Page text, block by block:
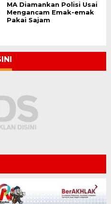
MA Diamankan Polisi Usai
Mengancam Emak-emak
Pakai Sajam